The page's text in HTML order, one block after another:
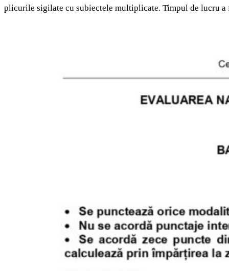
plicurile sigilate cu subiectele multiplicate. Timpul de lucru a